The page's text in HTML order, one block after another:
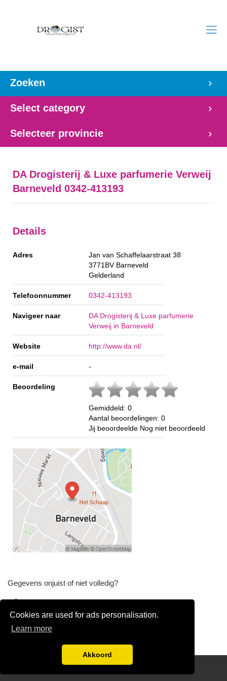
Cookies are used for ads personalisation.
Learn more
Akkoord
Zoeken
Select category
Selecteer provincie
DA Drogisterij & Luxe parfumerie Verweij
Barneveld 0342-413193
Details
Adres
Jan van Schaffelaarstraat 38
3771BV Barneveld
Gelderland
Telefoonnummer 0342-413193
Navigeer naar
DA Drogisterij & Luxe parfumerie
Verweij in Barneveld
Website http://www.da.nl/
e-mail -
Beoordeling
Gemiddeld: 0
Aantal beoordelingen: 0
Jij beoordeelde Nog niet beoordeeld
Gegevens onjuist of niet volledig?